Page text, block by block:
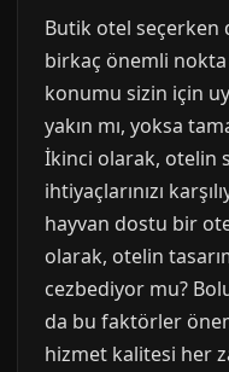
Butik otel seçerken
birkaç önemli
konumu sizin için
yakın mı, yoksa
İkinci olarak, otelin
ihtiyaçlarınızı
hayvan dostu bir
olarak, otelin
cezbediyor mu? Bolu
da bu faktörler
hizmet kalitesi her